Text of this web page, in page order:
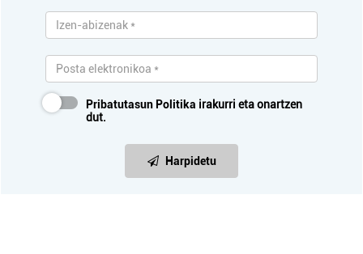
Pribatutasun Politika irakurri eta onartzen
dut.
Harpidetu